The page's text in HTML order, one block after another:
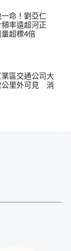
命！劉亞仁
頻率遠超河正
超標4倍
區交通公司大
公里外可見 消